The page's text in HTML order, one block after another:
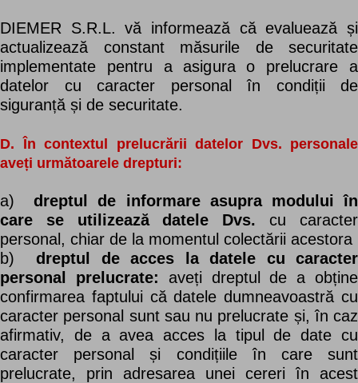
DIEMER S.R.L. vă informează că evaluează și
actualizează constant măsurile de securitate
implementate pentru a asigura o prelucrare a
datelor cu caracter personal în condiții de
siguranță și de securitate.
D. În contextul prelucrării datelor Dvs. personale
aveți următoarele drepturi:
a)dreptul de informare asupra modului în
care se utilizează datele Dvs. cu caracter
personal, chiar de la momentul colectării acestora
b) dreptul de acces la datele cu caracter
personal prelucrate: aveți dreptul de a obține
confirmarea faptului că datele dumneavoastră cu
caracter personal sunt sau nu prelucrate și, în caz
afirmativ, de a avea acces la tipul de date cu
caracter personal și condițiile în care sunt
prelucrate, prin adresarea unei cereri în acest